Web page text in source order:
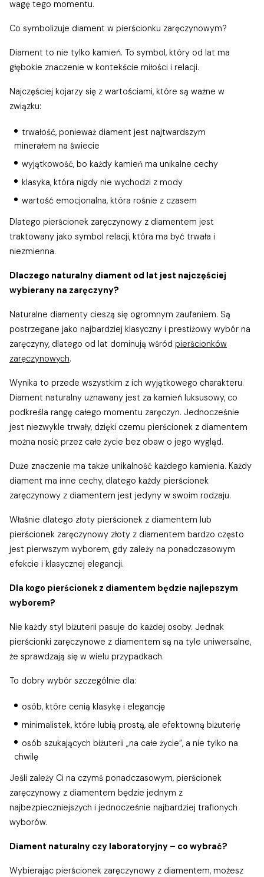
wagę tego momentu.
Co symbolizuje diament w pierścionku zaręczynowym?
Diament to nie tylko kamień. To symbol, który od lat ma
głębokie znaczenie w kontekście miłości i relacji.
Najczęściej kojarzy się z wartościami, które są ważne w
związku:
trwałość, ponieważ diament jest najtwardszym
minerałem na świecie
wyjątkowość, bo każdy kamień ma unikalne cechy
klasyka, która nigdy nie wychodzi z mody
wartość emocjonalna, która rośnie z czasem
Dlatego pierścionek zaręczynowy z diamentem jest
traktowany jako symbol relacji, która ma być trwała i
niezmienna.
Dlaczego naturalny diament od lat jest najczęściej
wybierany na zaręczyny?
Naturalne diamenty cieszą się ogromnym zaufaniem. Są
postrzegane jako najbardziej klasyczny i prestiżowy wybór na
zaręczyny, dlatego od lat dominują wśród pierścionków
zaręczynowych.
Wynika to przede wszystkim z ich wyjątkowego charakteru.
Diament naturalny uznawany jest za kamień luksusowy, co
podkreśla rangę całego momentu zaręczyn. Jednocześnie
jest niezwykle trwały, dzięki czemu pierścionek z diamentem
można nosić przez całe życie bez obaw o jego wygląd.
Duże znaczenie ma także unikalność każdego kamienia. Każdy
diament ma inne cechy, dlatego każdy pierścionek
zaręczynowy z diamentem jest jedyny w swoim rodzaju.
Właśnie dlatego złoty pierścionek z diamentem lub
pierścionek zaręczynowy złoty z diamentem bardzo często
jest pierwszym wyborem, gdy zależy na ponadczasowym
efekcie i klasycznej elegancji.
Dla kogo pierścionek z diamentem będzie najlepszym
wyborem?
Nie każdy styl biżuterii pasuje do każdej osoby. Jednak
pierścionki zaręczynowe z diamentem są na tyle uniwersalne,
że sprawdzają się w wielu przypadkach.
To dobry wybór szczególnie dla:
osób, które cenią klasykę i elegancję
minimalistek, które lubią prostą, ale efektowną biżuterię
osób szukających biżuterii „na całe życie”, a nie tylko na
chwilę
Jeśli zależy Ci na czymś ponadczasowym, pierścionek
zaręczynowy z diamentem będzie jednym z
najbezpieczniejszych i jednocześnie najbardziej trafionych
wyborów.
Diament naturalny czy laboratoryjny – co wybrać?
Wybierając pierścionek zaręczynowy z diamentem, możesz